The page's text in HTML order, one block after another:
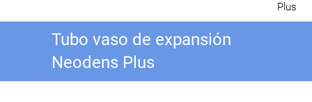
Plus
Tubo vaso de expansión
Neodens Plus